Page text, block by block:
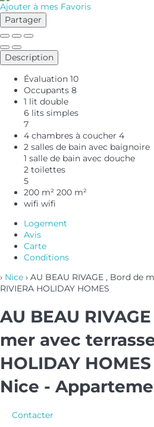
Ajouter à mes Favoris
Partager
Description
Évaluation 10
Occupants 8
1 lit double
6 lits simples
7
4 chambres à coucher 4
2 salles de bain avec baignoire
1 salle de bain avec douche
2 toilettes
5
200 m² 200 m²
wifi wifi
Logement
Avis
Carte
Conditions
› Nice › AU BEAU RIVAGE , Bord de
RIVIERA HOLIDAY HOMES
AU BEAU
mer avec
HOLIDAY HOMES
Nice -
Contacter